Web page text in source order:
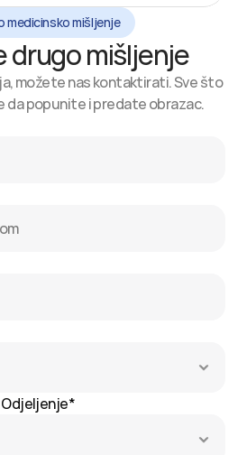
medicinsko mišljenje
drugo mišljenje
možete nas kontaktirati. Sve što
da popunite i predate obrazac.